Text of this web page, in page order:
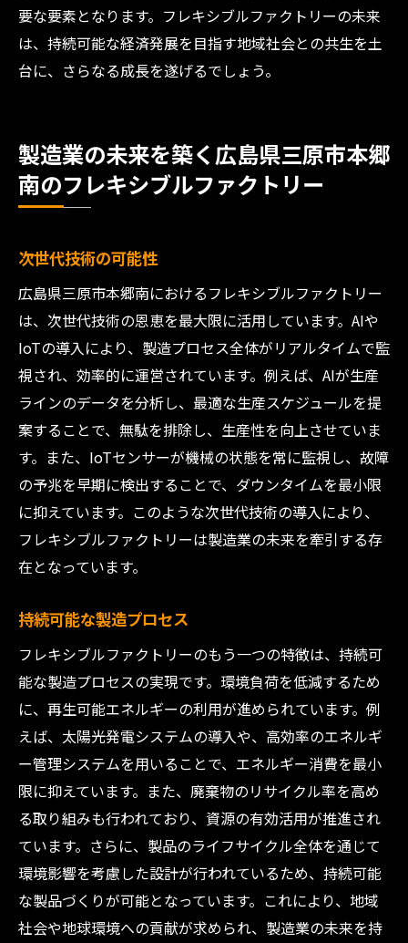
要な要素となります。フレキシブルファクトリーの未来
は、持続可能な経済発展を目指す地域社会との共生を土
台に、さらなる成長を遂げるでしょう。
製造業の未来を築く広島県三原市本郷
南のフレキシブルファクトリー
次世代技術の可能性
広島県三原市本郷南におけるフレキシブルファクトリー
は、次世代技術の恩恵を最大限に活用しています。AIや
IoTの導入により、製造プロセス全体がリアルタイムで監
視され、効率的に運営されています。例えば、AIが生産
ラインのデータを分析し、最適な生産スケジュールを提
案することで、無駄を排除し、生産性を向上させていま
す。また、IoTセンサーが機械の状態を常に監視し、故障
の予兆を早期に検出することで、ダウンタイムを最小限
に抑えています。このような次世代技術の導入により、
フレキシブルファクトリーは製造業の未来を牽引する存
在となっています。
持続可能な製造プロセス
フレキシブルファクトリーのもう一つの特徴は、持続可
能な製造プロセスの実現です。環境負荷を低減するため
に、再生可能エネルギーの利用が進められています。例
えば、太陽光発電システムの導入や、高効率のエネルギ
ー管理システムを用いることで、エネルギー消費を最小
限に抑えています。また、廃棄物のリサイクル率を高め
る取り組みも行われており、資源の有効活用が推進され
ています。さらに、製品のライフサイクル全体を通じて
環境影響を考慮した設計が行われているため、持続可能
な製品づくりが可能となっています。これにより、地域
社会や地球環境への貢献が求められ、製造業の未来を持